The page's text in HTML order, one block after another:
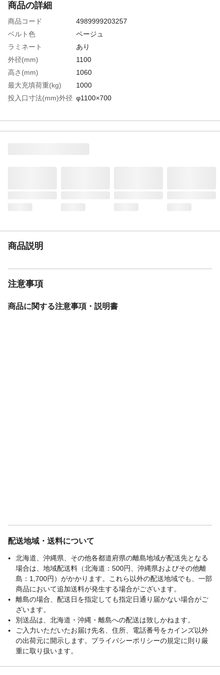
商品の詳細
商品コード
4989999203257
ベルト色
ベージュ
ラミネート
あり
外径(mm)
1100
高さ(mm)
1060
最大充填荷重(kg)
1000
投入口寸法(mm)外径 φ1100×700
排出口
あり
排出口寸法(mm)外径 φ500×500
商品説明
注意事項
商品に関する注意事項・説明書
配送地域・送料について
北海道、沖縄県、その他各都道府県の離島地域が配送先となる
場合は、地域配送料（北海道：500円、沖縄県およびその他離
島：1,700円）がかかります。これら以外の配送地域でも、一部
商品において追加送料が発生する場合がございます。
離島の場合、配送日を指定しても指定日通り届かない場合がご
ざいます。
別送品は、北海道・沖縄・離島への配送は致しかねます。
ご入力いただいたお届け先名、住所、電話番号をカインズ以外
の出荷元に開示します。プライバシーポリシーの規定に則り厳
重に取り扱います。